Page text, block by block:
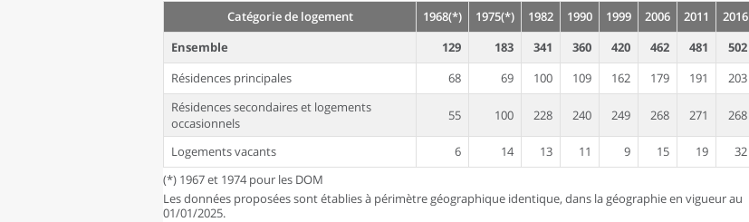
Catégorie de logement 1968(*) 1975(*) 1982 1990 1999 2006 2011 2016
Ensemble
129 183 341 360 420 462 481 502
Résidences principales
68 69 100 109 162 179 191 203
Résidences secondaires et logements
occasionnels
55 100 228 240 249 268 271 268
Logements vacants 6 14 13 11 9 15 19 32
(*) 1967 et 1974 pour les DOM
Les données proposées sont établies à périmètre géographique identique, dans la géographie en vigueur au
01/01/2025.